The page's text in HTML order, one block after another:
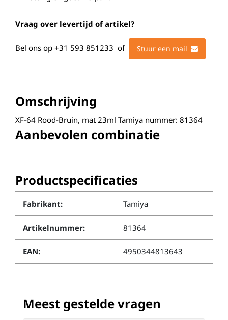
Vraag over levertijd of artikel?
Bel ons op +31 593 851233 of Stuur een mail
Omschrijving
XF-64 Rood-Bruin, mat 23ml Tamiya nummer: 81364
Aanbevolen combinatie
Productspecificaties
Fabrikant: Tamiya
Artikelnummer: 81364
EAN: 4950344813643
Meest gestelde vragen